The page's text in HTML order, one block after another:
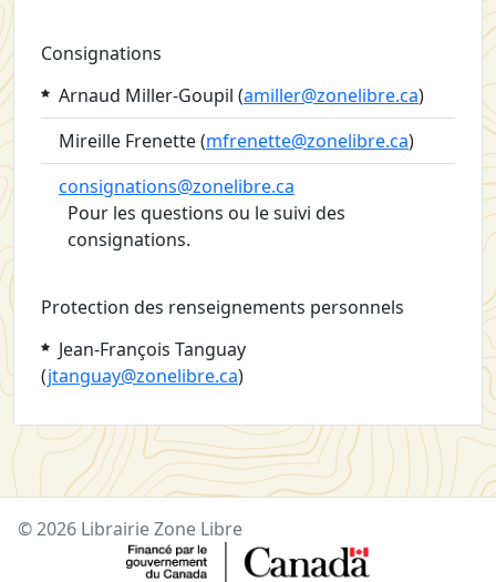
Consignations
Arnaud Miller-Goupil (amiller@zonelibre.ca)
Mireille Frenette (mfrenette@zonelibre.ca)
consignations@zonelibre.ca
Pour les questions ou le suivi des
consignations.
Protection des renseignements personnels
Jean-François Tanguay
(jtanguay@zonelibre.ca)
© 2026 Librairie Zone Libre